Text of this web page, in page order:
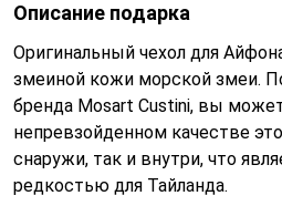
Описание подарка
Оригинальный чехол для
змеиной кожи морской змеи.
бренда Mosart Custini, вы
непревзойденном качестве
снаружи, так и внутри, что
редкостью для Тайланда.